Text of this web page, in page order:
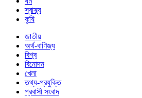
স্বাস্থ্য
কৃষি
জাতীয়
অর্থ-বাণিজ্য
বিশ্ব
বিনোদন
খেলা
তথ্য-প্রযুক্তি
প্রবাসী সংবাদ